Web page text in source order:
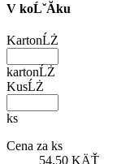
V koĹˇĂ­ku
KartonĹŻ
kartonĹŻ
KusĹŻ
ks
Cena za ks
54,50 KÄŤ